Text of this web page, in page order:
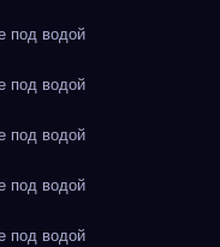
под водой
под водой
под водой
под водой
под водой